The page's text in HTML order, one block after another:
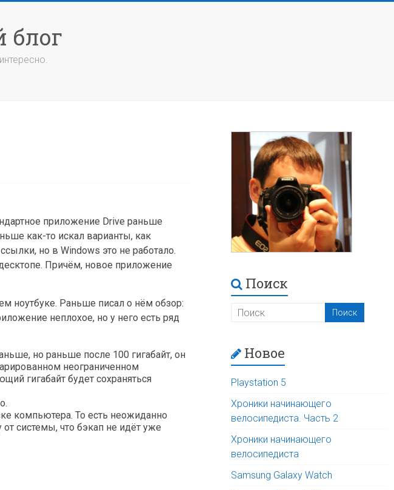
блог
приложение Drive раньше
как-то искал варианты, как
но в Windows это не работало.
Причём, новое приложение
ноутбуке. Раньше писал о нём обзор:
неплохое, но у него есть ряд
но раньше после 100 гигабайт, он
неограниченном
гигабайт будет сохраняться
компьютера. То есть неожиданно
от системы, что бэкап не идёт уже
Поиск
Новое
Playstation 5
Хроники начинающего
велосипедиста. Часть 2
Хроники начинающего
велосипедиста
Samsung Galaxy Watch